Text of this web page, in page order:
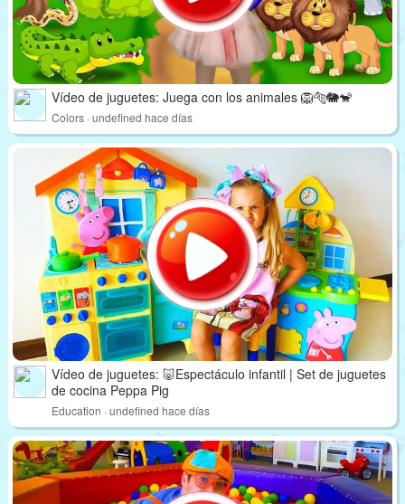
Vídeo de juguetes: Juega con los animales 🦁🐅🐘🐒
Colors · undefined hace días
Vídeo de juguetes: 🐷Espectáculo infantil | Set de juguetes
de cocina Peppa Pig
Education · undefined hace días